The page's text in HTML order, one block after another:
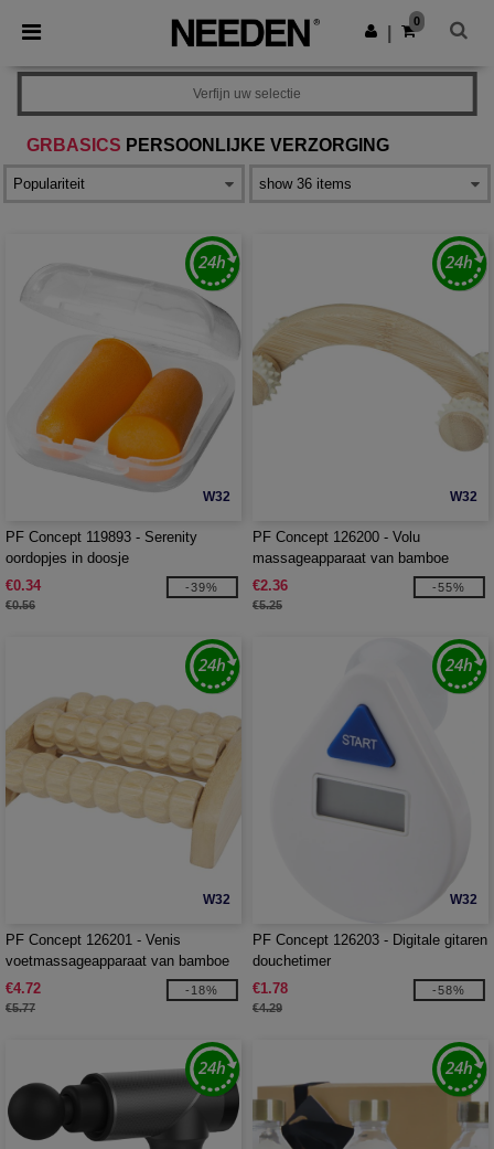
× Needen-app
Betere prijzen in de app!
Download app
0
GRBASICS PERSOONLIJKE VERZORGING
Verfijn uw selectie
W32
PF Concept 119893 - Serenity
oordopjes in doosje
€0.34
€0.56
-39%
W32
PF Concept 126200 - Volu
massageapparaat van bamboe
€2.36
€5.25
-55%
W32
PF Concept 126201 - Venis
voetmassageapparaat van bamboe
€4.72
€5.77
-18%
W32
PF Concept 126203 - Digitale gitaren
douchetimer
€1.78
€4.29
-58%